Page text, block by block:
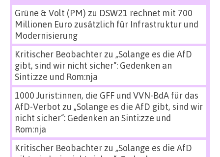
Grüne & Volt (PM) zu DSW21 rechnet mit 700
Millionen Euro zusätzlich für Infrastruktur und
Modernisierung
Kritischer Beobachterzu „Solange es die AfD
gibt, sind wir nicht sicher“: Gedenken an
Sinti:zze und Rom:nja
1000 Jurist:innen, die GFF und VVN-BdA für das
AfD-Verbot zu „Solange es die AfD gibt, sind wir
nicht sicher“: Gedenken an Sinti:zze und
Rom:nja
Kritischer Beobachterzu „Solange es die AfD